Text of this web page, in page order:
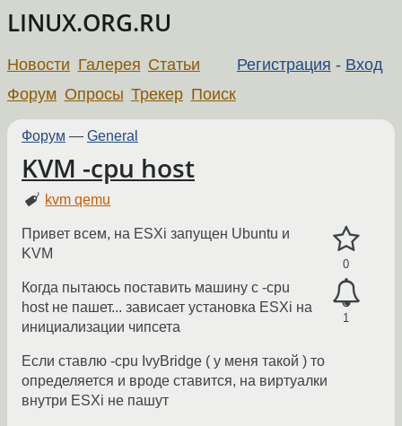
LINUX.ORG.RU
Регистрация - Вход
Новости Галерея Статьи
Форум Опросы Трекер Поиск
Форум — General
KVM -cpu host
kvm qemu
0
1
Привет всем, на ESXi запущен Ubuntu и
KVM
Когда пытаюсь поставить машину с -cpu
host не пашет... зависает установка ESXi на
инициализации чипсета
Если ставлю -cpu IvyBridge ( у меня такой ) то
определяется и вроде ставится, на виртуалки
внутри ESXi не пашут